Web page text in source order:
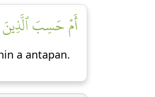
أَمۡ حَسِبَ ٱلَّذِينَ
a antapan.